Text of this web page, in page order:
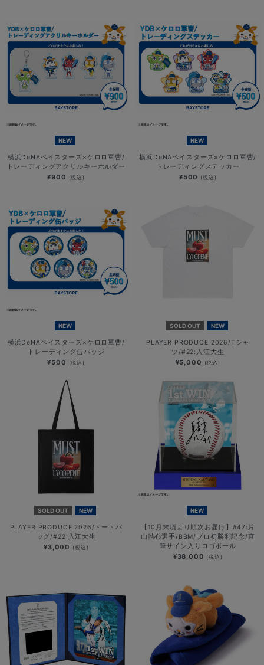
NEW
横浜DeNAベイスターズ×ケロロ軍曹/
トレーディングアクリルキーホルダー
¥900 (税込)
NEW
横浜DeNAベイスターズ×ケロロ軍曹/
トレーディングステッカー
¥500 (税込)
NEW
横浜DeNAベイスターズ×ケロロ軍曹/
トレーディング缶バッジ
¥500 (税込)
SOLD OUT NEW
PLAYER PRODUCE 2026/Tシャ
ツ/#22:入江大生
¥5,000 (税込)
SOLD OUT NEW
PLAYER PRODUCE 2026/トートバ
ッグ/#22:入江大生
¥3,000 (税込)
NEW
【10月末頃より順次お届け】#47:片
山皓心選手/BBM/プロ初勝利記念/直
筆サイン入りロゴボール
¥38,000 (税込)